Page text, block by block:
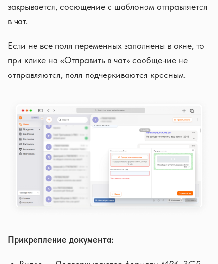
закрывается, сооющение с шаблоном отправляется
в чат.
Если не все поля переменных заполнены в окне, то
при клике на «Отправить в чат» сообщение не
отправляются, поля подчеркиваются красным.
Прикрепление документа: